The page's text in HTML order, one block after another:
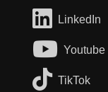
LinkedIn
Youtube
TikTok